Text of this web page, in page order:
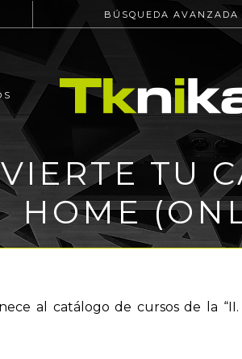
BÚSQUEDA AVANZADA
TU
HOME
al catálogo de cursos de la